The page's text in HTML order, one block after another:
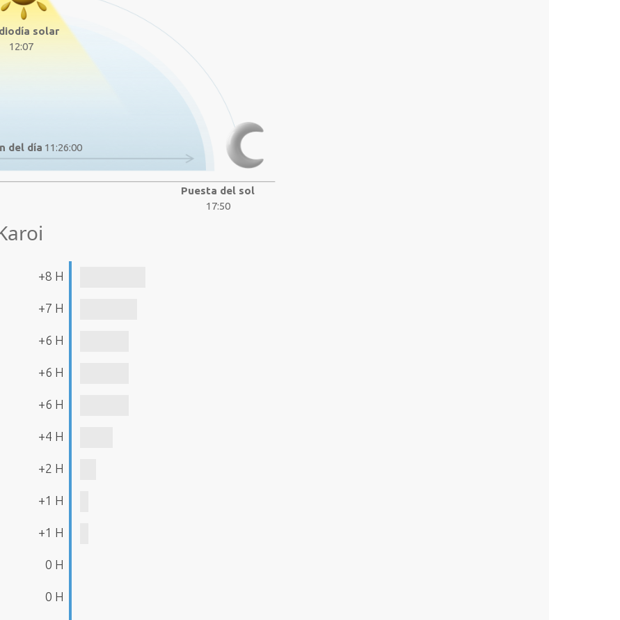
solar
12:07
del día 11:26:00
Puesta del sol
17:50
+8 H
+7 H
+6 H
+6 H
+6 H
+4 H
+2 H
+1 H
+1 H
0 H
0 H